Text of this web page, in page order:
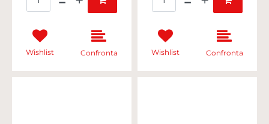
Wishlist Confronta Wishlist Confronta